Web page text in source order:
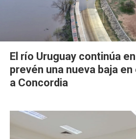
El río Uruguay continúa
prevén una nueva baja
a Concordia